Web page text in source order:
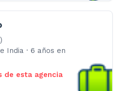
India · 6 años en
de esta agencia